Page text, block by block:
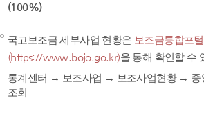
(100%)
국고보조금 세부사업 현황은 보조금통합포털
(https://www.bojo.go.kr)을 통해 확인할 수
통계센터 → 보조사업 → 보조사업현황 → 중
조회